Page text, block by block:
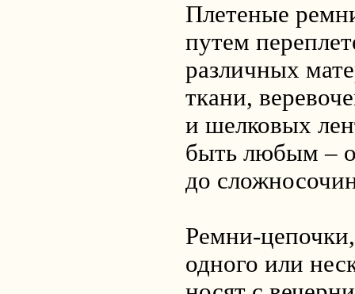
Плетеные
путем
различных
ткани,
и шелковых
быть любым –
до
Ремни-
одного или